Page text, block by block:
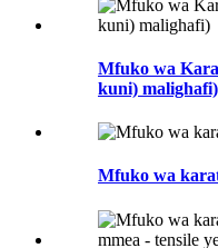
Mfuko wa
kuni) malighafi)
Mfuko wa